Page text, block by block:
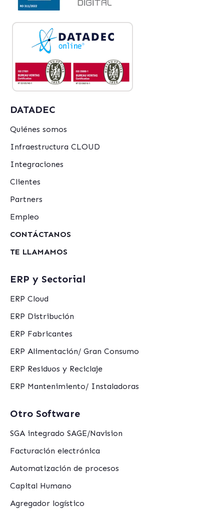
DATADEC
Quiénes somos
Infraestructura CLOUD
Integraciones
Clientes
Partners
Empleo
CONTÁCTANOS
TE LLAMAMOS
ERP y Sectorial
ERP Cloud
ERP Distribución
ERP Fabricantes
ERP Alimentación/ Gran Consumo
ERP Residuos y Reciclaje
ERP Mantenimiento/ Instaladoras
Otro Software
SGA integrado SAGE/Navision
Facturación electrónica
Automatización de procesos
Capital Humano
Agregador logístico